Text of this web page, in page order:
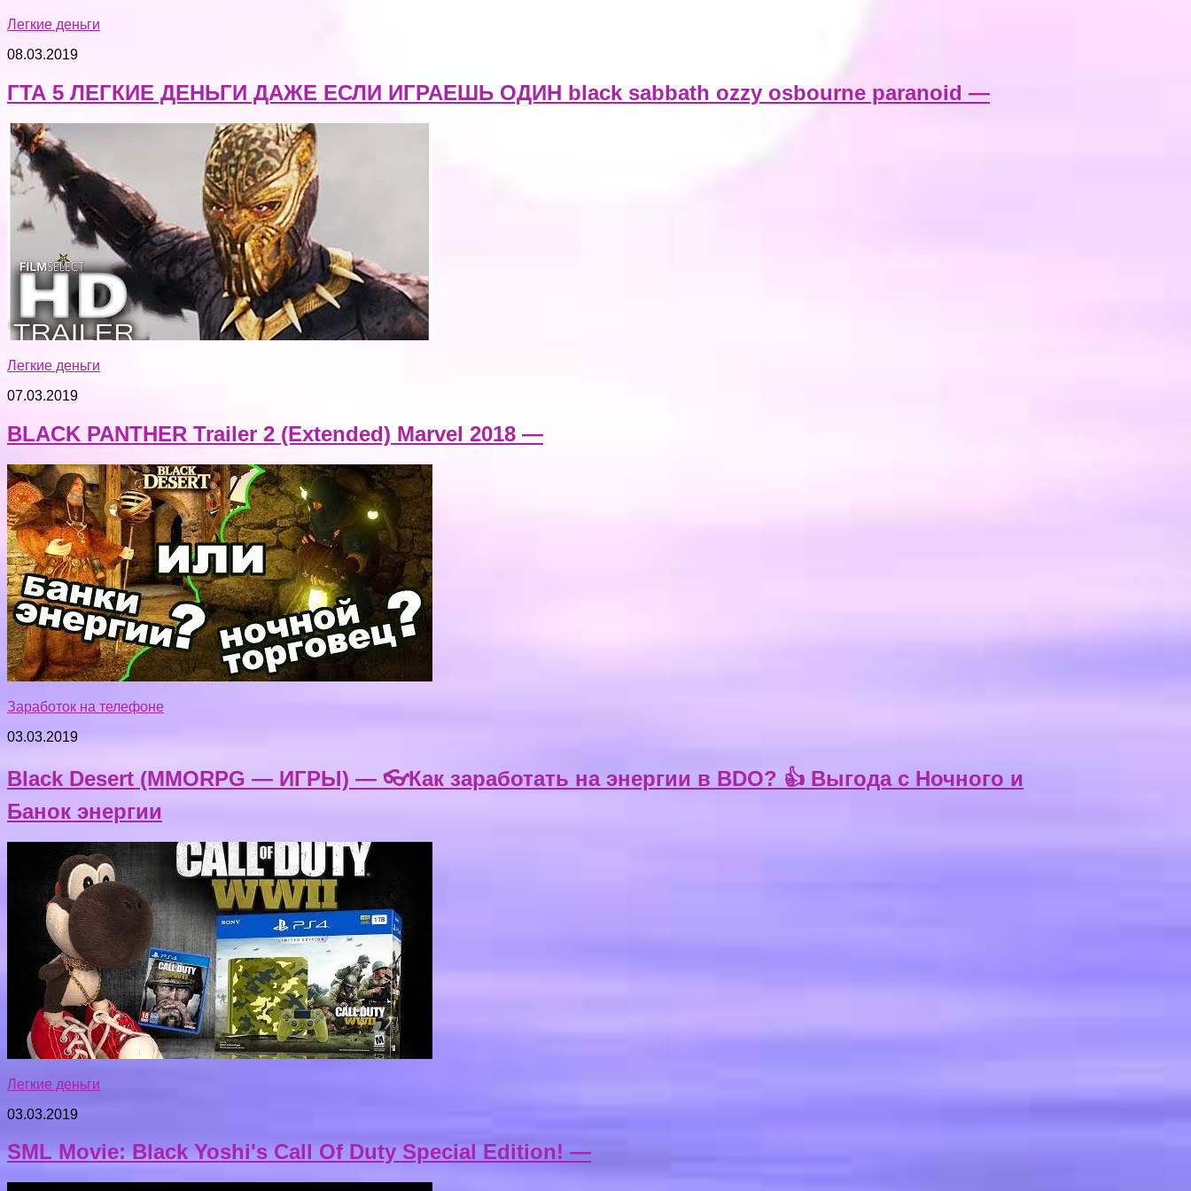
Легкие деньги
08.03.2019
ГТА 5 ЛЕГКИЕ ДЕНЬГИ ДАЖЕ ЕСЛИ ИГРАЕШЬ ОДИН black sabbath ozzy osbourne paranoid —
Легкие деньги
07.03.2019
BLACK PANTHER Trailer 2 (Extended) Marvel 2018 —
Заработок на телефоне
03.03.2019
Black Desert (MMORPG — ИГРЫ) — 👓Как заработать на энергии в BDO? 👍 Выгода с Ночного и
Банок энергии
Легкие деньги
03.03.2019
SML Movie: Black Yoshi's Call Of Duty Special Edition! —